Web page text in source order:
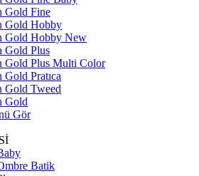
Gold Fine
Gold Hobby
Gold Hobby New
Gold Plus
Gold Plus Multi Color
Gold Pratıca
Gold Tweed
Gold
Gör
Batik